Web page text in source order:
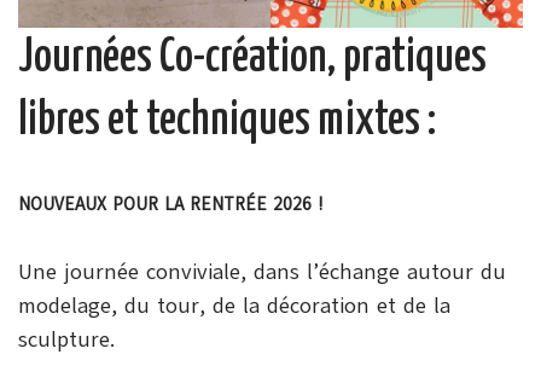
Journées Co-création, pratiques
libres et techniques mixtes :
NOUVEAUX POUR LA RENTRÉE 2026 !
Une journée conviviale, dans l’échange autour du
modelage, du tour, de la décoration et de la
sculpture.